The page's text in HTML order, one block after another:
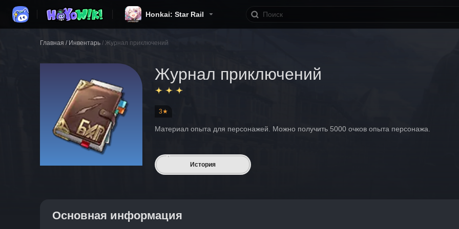
Honkai: Star Rail
Главная / Инвентарь / Журнал приключений
Журнал приключений
3★
Материал опыта для персонажей. Можно получить 5000 очков опыта персонажа.
История
Основная информация